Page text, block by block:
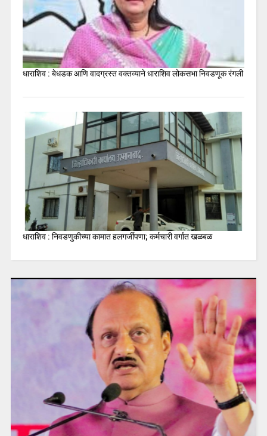
धाराशिव : बेधडक आणि वादग्रस्त वक्तव्याने धाराशिव लोकसभा निवडणूक रंगली
धाराशिव : निवडणुकीच्या कामात हलगर्जीपणा; कर्मचारी वर्गात खळबळ